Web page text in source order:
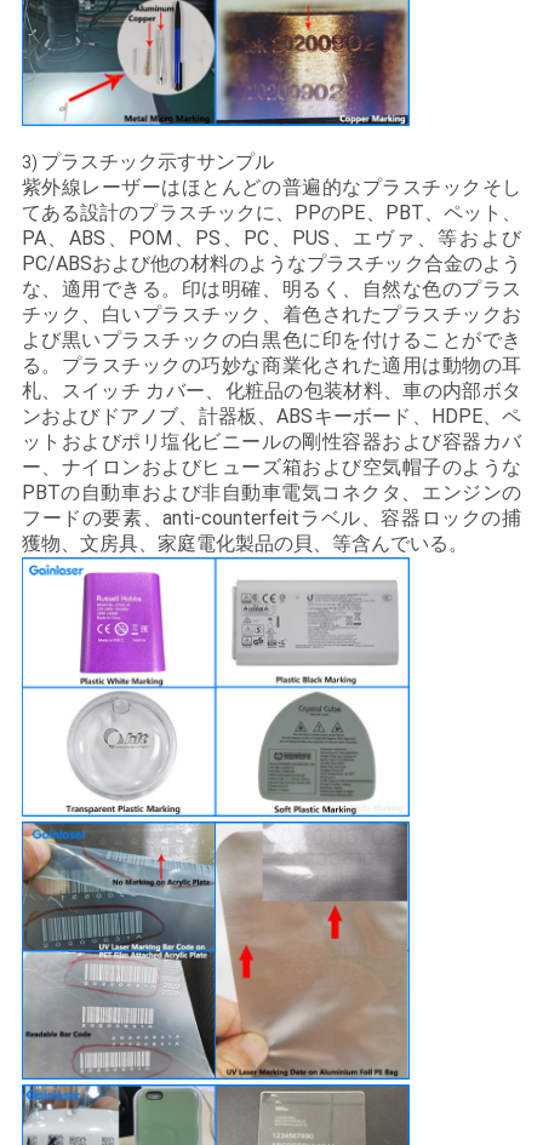
3) プラスチック示すサンプル
紫外線レーザーはほとんどの普遍的なプラスチックそし
てある設計のプラスチックに、PPのPE、PBT、ペット、
PA、ABS、POM、PS、PC、PUS、エヴァ、等および
PC/ABSおよび他の材料のようなプラスチック合金のよう
な、適用できる。印は明確、明るく、自然な色のプラス
チック、白いプラスチック、着色されたプラスチックお
よび黒いプラスチックの白黒色に印を付けることができ
る。プラスチックの巧妙な商業化された適用は動物の耳
札、スイッチ カバー、化粧品の包装材料、車の内部ボタ
ンおよびドアノブ、計器板、ABSキーボード、HDPE、ペ
ットおよびポリ塩化ビニールの剛性容器および容器カバ
ー、ナイロンおよびヒューズ箱および空気帽子のような
PBTの自動車および非自動車電気コネクタ、エンジンの
フードの要素、anti-counterfeitラベル、容器ロックの捕
獲物、文房具、家庭電化製品の貝、等含んでいる。